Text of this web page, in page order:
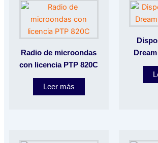
Radio de microondas
con licencia PTP 820C
Leer más